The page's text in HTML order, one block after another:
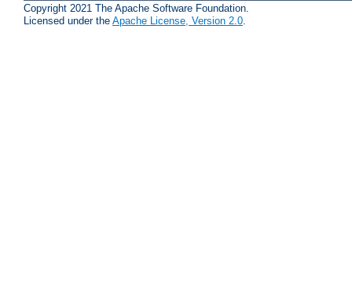
Copyright 2021 The Apache Software Foundation.
Licensed under the Apache License, Version 2.0.